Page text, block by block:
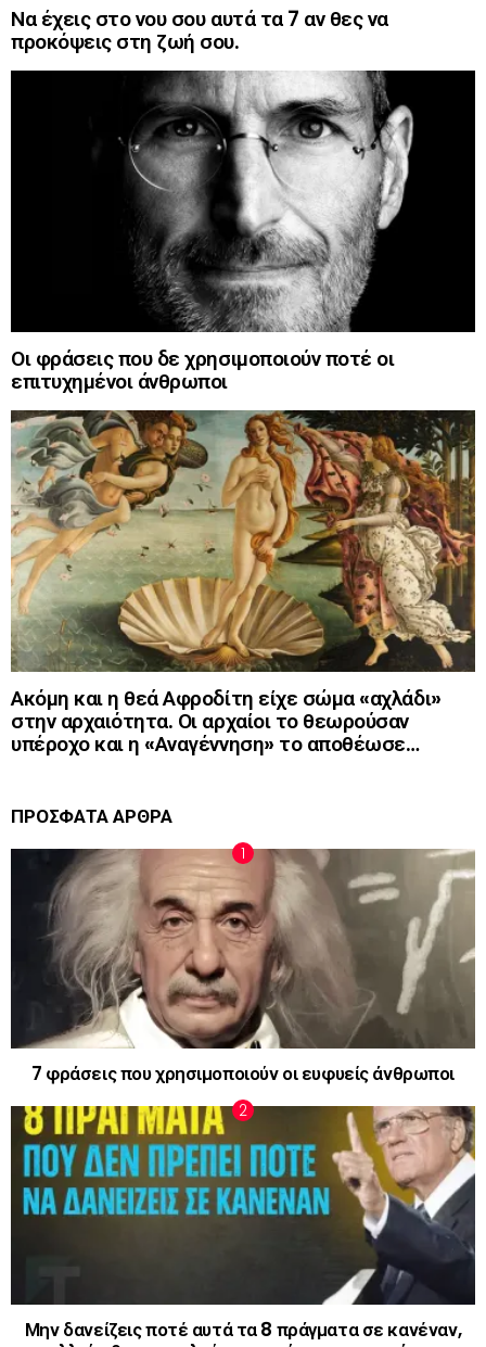
Να έχεις στο νου σου αυτά τα 7 αν θες να
προκόψεις στη ζωή σου.
Οι φράσεις που δε χρησιμοποιούν ποτέ οι
επιτυχημένοι άνθρωποι
Ακόμη και η θεά Αφροδίτη είχε σώμα «αχλάδι»
στην αρχαιότητα. Οι αρχαίοι το θεωρούσαν
υπέροχο και η «Αναγέννηση» το αποθέωσε…
ΠΡΟΣΦΑΤΑ ΑΡΘΡΑ
7 φράσεις που χρησιμοποιούν οι ευφυείς άνθρωποι
Μην δανείζεις ποτέ αυτά τα 8 πράγματα σε κανέναν,